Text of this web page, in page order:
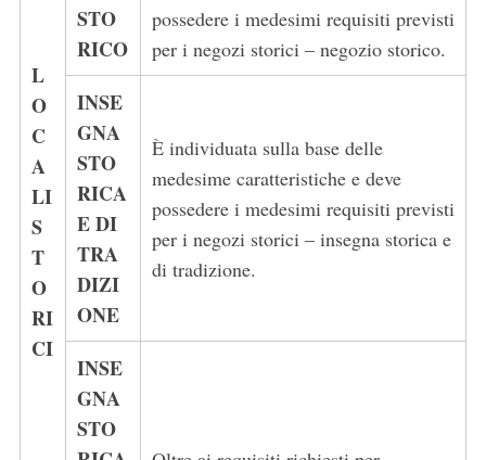
L
O
C
A
LI
S
T
O
RI
CI
STO
RICO
possedere i medesimi requisiti previsti
per i negozi storici – negozio storico.
INSE
GNA
STO
RICA
E DI
TRA
DIZI
ONE
È individuata sulla base delle
medesime caratteristiche e deve
possedere i medesimi requisiti previsti
per i negozi storici – insegna storica e
di tradizione.
INSE
GNA
STO